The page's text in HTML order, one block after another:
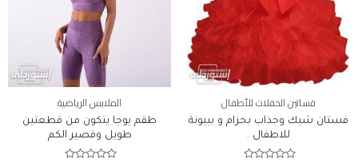
فساتين الحفلات للأطفال
فستان شيك وجذاب بحزام و ببيونة
للاطفال .
الملابس الرياضية
طقم يوجا يتكون من قطعتين
طويل وقصير الكم